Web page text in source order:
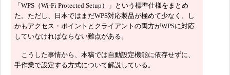
「WPS（Wi-Fi Protected Setup）」という標準仕様をまとめ
た。ただし、日本ではまだWPS対応製品が極めて少なく、し
かもアクセス・ポイントとクライアントの両方がWPSに対応
していなければならない難点がある。
こうした事情から、本稿では自動設定機能に依存せずに、
手作業で設定する方式について解説している。